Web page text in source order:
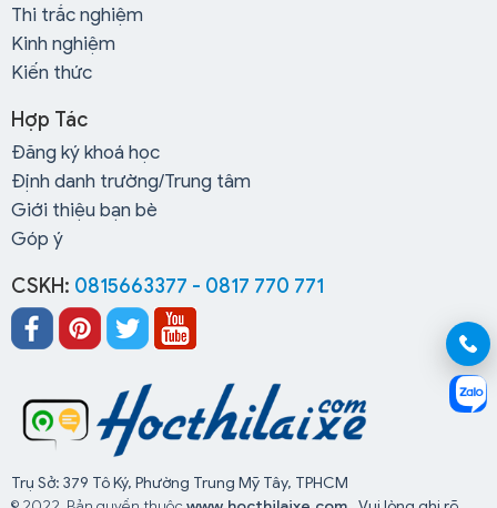
Thi trắc nghiệm
Kinh nghiệm
Kiến thức
Hợp Tác
Đăng ký khoá học
Định danh trường/Trung tâm
Giới thiệu bạn bè
Góp ý
CSKH: 0815663377 - 0817 770 771
Trụ Sở: 379 Tô Ký, Phường Trung Mỹ Tây, TPHCM